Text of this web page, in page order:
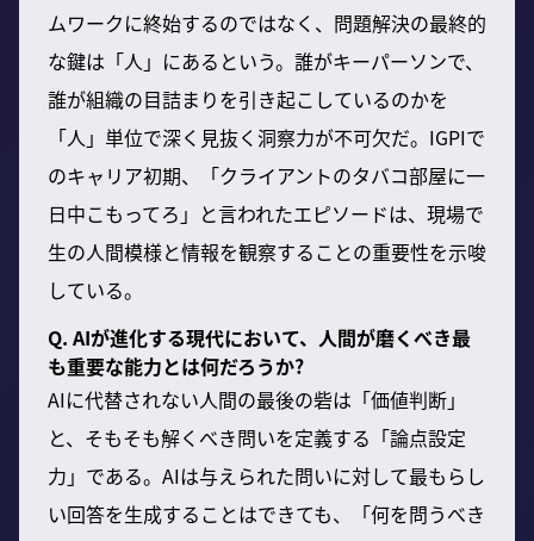
ムワークに終始するのではなく、問題解決の最終的
な鍵は「人」にあるという。誰がキーパーソンで、
誰が組織の目詰まりを引き起こしているのかを
「人」単位で深く見抜く洞察力が不可欠だ。IGPIで
のキャリア初期、「クライアントのタバコ部屋に一
日中こもってろ」と言われたエピソードは、現場で
生の人間模様と情報を観察することの重要性を示唆
している。
Q. AIが進化する現代において、人間が磨くべき最
も重要な能力とは何だろうか?
AIに代替されない人間の最後の砦は「価値判断」
と、そもそも解くべき問いを定義する「論点設定
力」である。AIは与えられた問いに対して最もらし
い回答を生成することはできても、「何を問うべき